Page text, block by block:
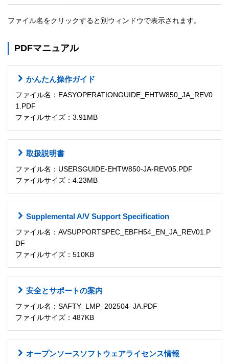
ファイル名をクリックすると別ウィンドウで表示されます。
PDFマニュアル
かんたん操作ガイド
ファイル名：EASYOPERATIONGUIDE_EHTW850_JA_REV0
1.PDF
ファイルサイズ：3.91MB
取扱説明書
ファイル名：USERSGUIDE-EHTW850-JA-REV05.PDF
ファイルサイズ：4.23MB
Supplemental A/V Support Specification
ファイル名：AVSUPPORTSPEC_EBFH54_EN_JA_REV01.P
DF
ファイルサイズ：510KB
安全とサポートの案内
ファイル名：SAFTY_LMP_202504_JA.PDF
ファイルサイズ：487KB
オープンソースソフトウェアライセンス情報